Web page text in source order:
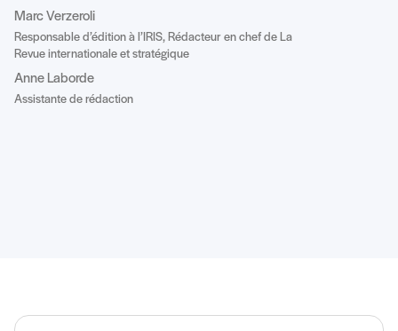
Marc Verzeroli
Responsable d’édition à l’IRIS, Rédacteur en chef de La
Revue internationale et stratégique
Anne Laborde
Assistante de rédaction